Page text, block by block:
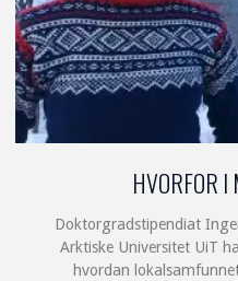
HVORFOR
Doktorgradstipendiat
Arktiske Universitet UiT
hvordan